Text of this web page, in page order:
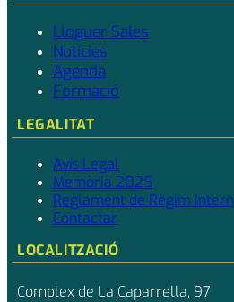
Lloguer Sales
Notícies
Agenda
Formació
LEGALITAT
Avís Legal
Memòria 2025
Reglament de Règim Intern
Contactar
LOCALITZACIÓ
Complex de La Caparrella, 97